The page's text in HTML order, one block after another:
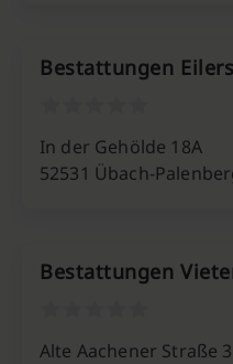
Bestattungen Eilers
In der Gehölde 18A
52531 Übach-
Bestattungen
Alte Aachener Straße